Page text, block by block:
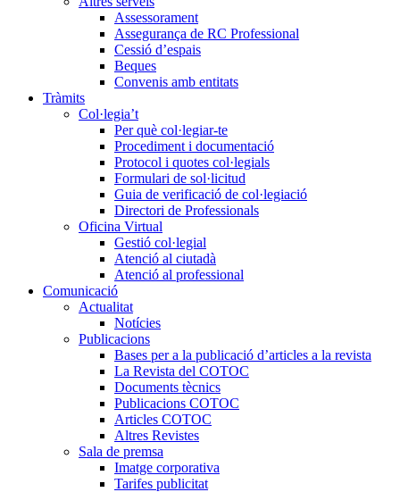
Assessorament
Assegurança de RC Professional
Cessió d’espais
Beques
Convenis amb entitats
Tràmits
Col·legia’t
Per què col·legiar-te
Procediment i documentació
Protocol i quotes col·legials
Formulari de sol·licitud
Guia de verificació de col·legiació
Directori de Professionals
Oficina Virtual
Gestió col·legial
Atenció al ciutadà
Atenció al professional
Comunicació
Actualitat
Notícies
Publicacions
Bases per a la publicació d’articles a la revista
La Revista del COTOC
Documents tècnics
Publicacions COTOC
Articles COTOC
Altres Revistes
Sala de premsa
Imatge corporativa
Tarifes publicitat